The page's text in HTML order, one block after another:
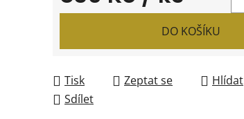
Měrná cena:
DO KOŠÍKU
Tisk Zeptat se
Hlídat
Sdílet